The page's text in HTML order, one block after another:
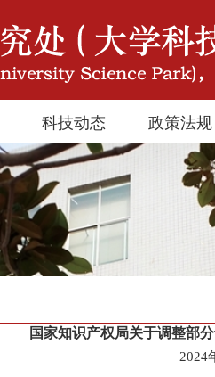
科技动态 政策法规
国家知识产权局关于调整部
2024